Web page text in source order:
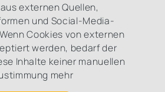
externen Quellen,
und Social-Media-
Cookies von externen
werden, bedarf der
Inhalte keiner manuellen
mehr